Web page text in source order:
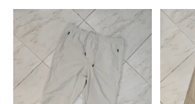
Las
opciones
se
pueden
en
la
página
de